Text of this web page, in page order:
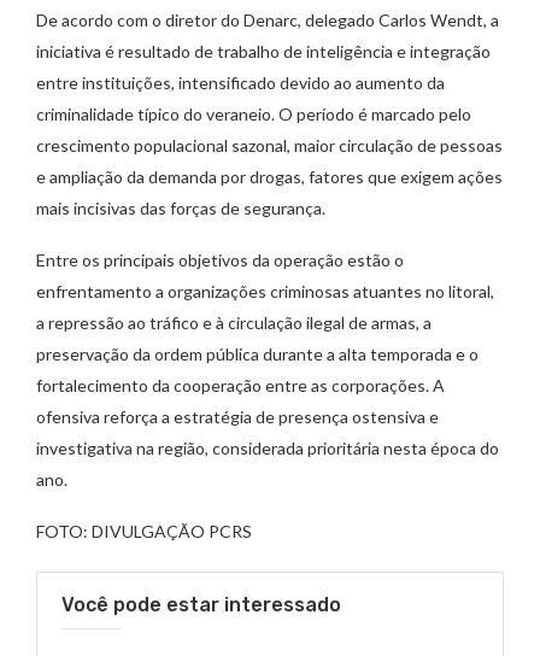
De acordo com o diretor do Denarc, delegado Carlos Wendt, a
iniciativa é resultado de trabalho de inteligência e integração
entre instituições, intensificado devido ao aumento da
criminalidade típico do veraneio. O período é marcado pelo
crescimento populacional sazonal, maior circulação de pessoas
e ampliação da demanda por drogas, fatores que exigem ações
mais incisivas das forças de segurança.
Entre os principais objetivos da operação estão o
enfrentamento a organizações criminosas atuantes no litoral,
a repressão ao tráfico e à circulação ilegal de armas, a
preservação da ordem pública durante a alta temporada e o
fortalecimento da cooperação entre as corporações. A
ofensiva reforça a estratégia de presença ostensiva e
investigativa na região, considerada prioritária nesta época do
ano.
FOTO: DIVULGAÇÃO PCRS
Você pode estar interessado